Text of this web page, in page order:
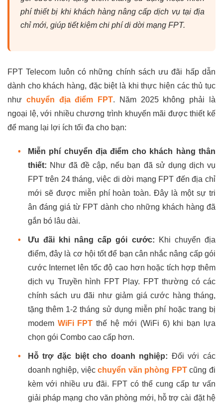
phí thiết bị khi khách hàng nâng cấp dịch vụ tại địa
chỉ mới, giúp tiết kiệm chi phí di dời mạng FPT.
FPT Telecom luôn có những chính sách ưu đãi hấp dẫn
dành cho khách hàng, đặc biệt là khi thực hiện các thủ tục
như chuyển địa điểm FPT. Năm 2025 không phải là
ngoại lệ, với nhiều chương trình khuyến mãi được thiết kế
để mang lại lợi ích tối đa cho bạn:
•
Miễn phí chuyển địa điểm cho khách hàng thân
thiết: Như đã đề cập, nếu bạn đã sử dụng dịch vụ
FPT trên 24 tháng, việc di dời mạng FPT đến địa chỉ
mới sẽ được miễn phí hoàn toàn. Đây là một sự tri
ân đáng giá từ FPT dành cho những khách hàng đã
gắn bó lâu dài.
• Ưu đãi khi nâng cấp gói cước: Khi chuyển địa
điểm, đây là cơ hội tốt để bạn cân nhắc nâng cấp gói
cước Internet lên tốc độ cao hơn hoặc tích hợp thêm
dịch vụ Truyền hình FPT Play. FPT thường có các
chính sách ưu đãi như giảm giá cước hàng tháng,
tặng thêm 1-2 tháng sử dụng miễn phí hoặc trang bị
modem WiFi FPT thế hệ mới (WiFi 6) khi bạn lựa
chọn gói Combo cao cấp hơn.
• Hỗ trợ đặc biệt cho doanh nghiệp: Đối với các
doanh nghiệp, việcchuyển văn phòng FPTcũng đi
kèm với nhiều ưu đãi. FPT có thể cung cấp tư vấn
giải pháp mạng cho văn phòng mới, hỗ trợ cài đặt hệ